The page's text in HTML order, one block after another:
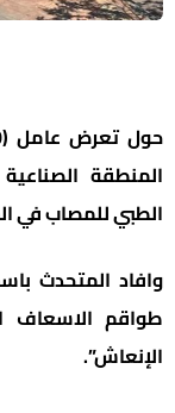
المنطقة
الطبي للمصاب في
وافاد المتحدث
طواقم الاسعاف
الإنعاش”.